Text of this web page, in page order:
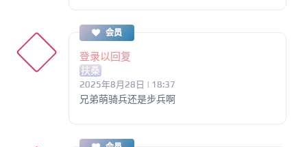
会员
登录以回复
扶桑
2025年8月28日 | 18:37
兄弟萌骑兵还是步兵啊